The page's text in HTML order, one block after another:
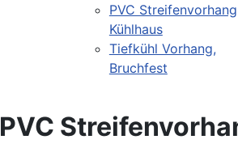
PVC Streifenvorhang
Kühlhaus
Tiefkühl Vorhang,
Bruchfest
PVC